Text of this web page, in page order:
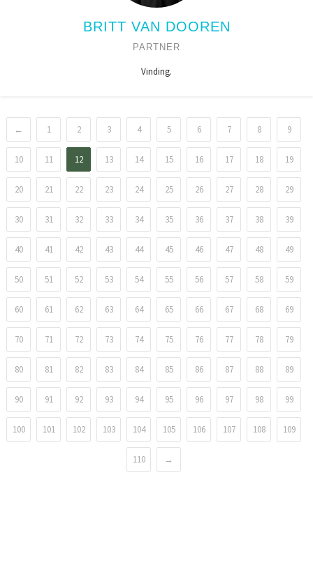
BRITT VAN DOOREN
PARTNER
Vinding.
← 1 2 3 4 5 6 7 8 9
10 11 12 13 14 15 16 17 18 19
20 21 22 23 24 25 26 27 28 29
30 31 32 33 34 35 36 37 38 39
40 41 42 43 44 45 46 47 48 49
50 51 52 53 54 55 56 57 58 59
60 61 62 63 64 65 66 67 68 69
70 71 72 73 74 75 76 77 78 79
80 81 82 83 84 85 86 87 88 89
90 91 92 93 94 95 96 97 98 99
100 101 102 103 104 105 106 107 108 109
110 →